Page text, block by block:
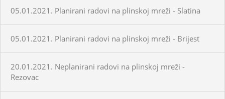
05.01.2021. Planirani radovi na plinskoj mreži - Slatina
05.01.2021. Planirani radovi na plinskoj mreži - Brijest
20.01.2021. Neplanirani radovi na plinskoj mreži -
Rezovac